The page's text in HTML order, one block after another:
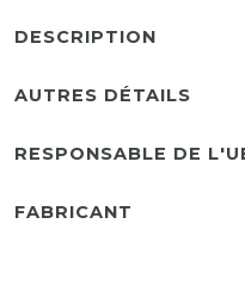
DESCRIPTION
AUTRES DÉTAILS
RESPONSABLE DE
FABRICANT